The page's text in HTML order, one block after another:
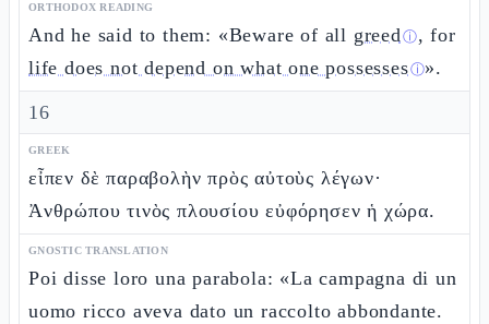
ORTHODOX READING
And he said to them: «Beware of all greedⓘ, for
life does not depend on what one possessesⓘ».
16
GREEK
εἶπεν δὲ παραβολὴν πρὸς αὐτοὺς λέγων·
Ἀνθρώπου τινὸς πλουσίου εὐφόρησεν ἡ χώρα.
GNOSTIC TRANSLATION
Poi disse loro una parabola: «La campagna di un
uomo ricco aveva dato un raccolto abbondante.